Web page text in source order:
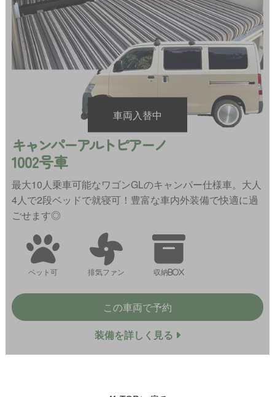
キャンパーアルトピアーノ
1002号車
最大10人乗車可能なワゴンGLのキャンパー仕様車。大人
4人で2段ベッドで就寝可！豊富な車内外装備で快適に過
ごせます◎
ペット可 排気ファン 収納BOX
この車両で予約
装備を詳しく見る